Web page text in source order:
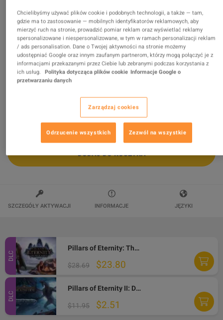
Pillars of Eternity II: Deadfire - Season
Pass Steam Altergift
Sprzedawca wildboy
94.40% ocen z 117185 jest znakomitych
$12.88
DODAJ DO KOSZYKA
SZCZEGÓŁY AKTYWACJI INFORMACJE JĘZYKI
DLC
Pillars of Eternity: The White March Expansion Pass Steam Gift
$28.69 $23.80
DLC
Pillars of Eternity II: Deadfire - Beast of Winter DLC Steam CD Key
$11.95 $2.51
Chcielibyśmy używać plików cookie i podobnych technologii, a także — tam,
gdzie ma to zastosowanie — mobilnych identyfikatorów reklamowych, aby
mierzyć ruch na stronie, prowadzić pomiar reklam oraz wyświetlać reklamy
spersonalizowane i niespersonalizowane, w tym w ramach personalizacji reklam
/ ads personalisation. Dane o Twojej aktywności na stronie możemy
udostępniać Google oraz innym zaufanym partnerom, którzy mogą połączyć je z
informacjami przekazanymi przez Ciebie lub zebranymi podczas korzystania z
ich usług.
Polityka dotycząca plików cookie Informacje Google o
przetwarzaniu danych
Zarządzaj cookies
Odrzucenie wszystkich Zezwól na wszystkie